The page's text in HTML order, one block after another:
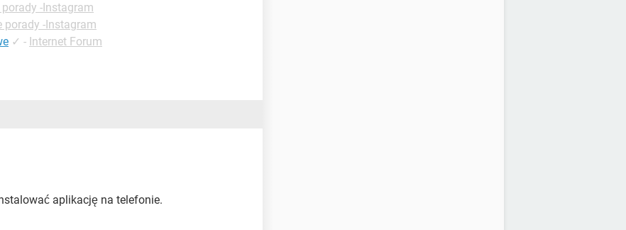
-Instagram
porady -Instagram
✓ - Internet Forum
aplikację na telefonie.